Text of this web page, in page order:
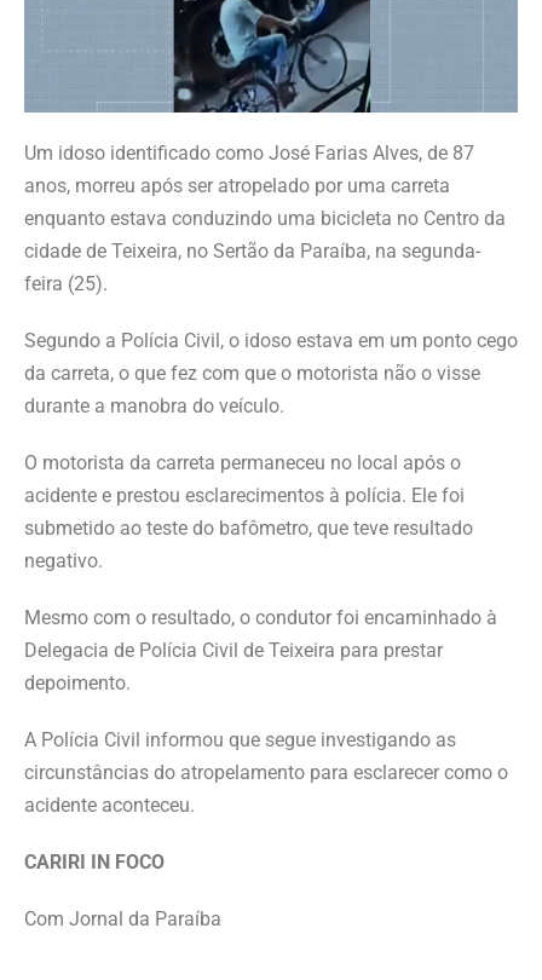
Um idoso identificado como José Farias Alves, de 87
anos, morreu após ser atropelado por uma carreta
enquanto estava conduzindo uma bicicleta no Centro da
cidade de Teixeira, no Sertão da Paraíba, na segunda-
feira (25).
Segundo a Polícia Civil, o idoso estava em um ponto cego
da carreta, o que fez com que o motorista não o visse
durante a manobra do veículo.
O motorista da carreta permaneceu no local após o
acidente e prestou esclarecimentos à polícia. Ele foi
submetido ao teste do bafômetro, que teve resultado
negativo.
Mesmo com o resultado, o condutor foi encaminhado à
Delegacia de Polícia Civil de Teixeira para prestar
depoimento.
A Polícia Civil informou que segue investigando as
circunstâncias do atropelamento para esclarecer como o
acidente aconteceu.
CARIRI IN FOCO
Com Jornal da Paraíba